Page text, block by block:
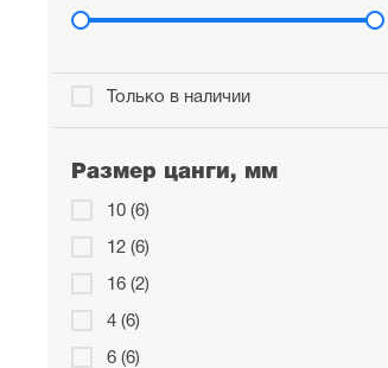
Только в наличии
Размер цанги, мм
10 (6)
12 (6)
16 (2)
4 (6)
6 (6)